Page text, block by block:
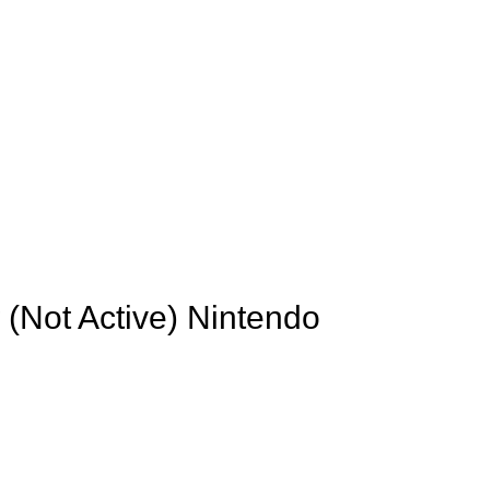
Active) Nintendo